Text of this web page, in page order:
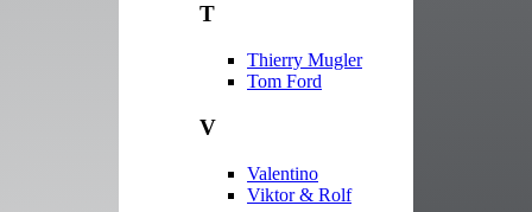
T
Thierry Mugler
Tom Ford
V
Valentino
Viktor & Rolf